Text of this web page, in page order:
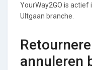
YourWay2GO is actief
UItgaan branche.
annuleren